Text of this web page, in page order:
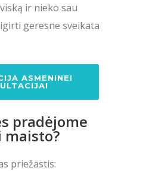
ir nieko sau
geresne sveikata
ASMENINEI
pradėjome
priežastis: